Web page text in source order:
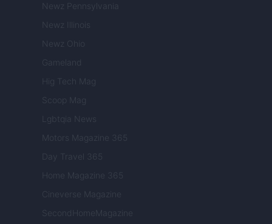
Newz Pennsylvania
Newz Illinois
Newz Ohio
Gameland
Hig Tech Mag
Scoop Mag
Lgbtqia News
Motors Magazine 365
Day Travel 365
Home Magazine 365
Cineverse Magazine
SecondHomeMagazine